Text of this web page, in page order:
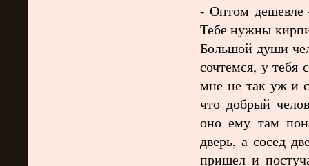
- Оптом
Тебе нужны
Большой души
сочтемся, у тебя
мне не так уж и
что добрый
оно ему там
дверь, а сосед
пришел и